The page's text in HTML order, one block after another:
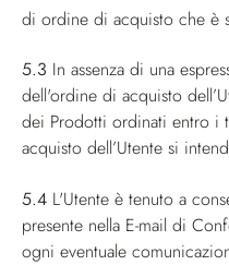
di ordine di acquisto che è
5.3 In assenza di una
dell'ordine di acquisto
dei Prodotti ordinati entro i
acquisto dell’Utente si
5.4 L'Utente è tenuto a
presente nella E-mail di
ogni eventuale